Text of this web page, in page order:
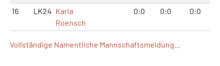
16 LK24 Karla
Roensch
0:0 0:0 0:0
Vollständige Namentliche Mannschaftsmeldung...